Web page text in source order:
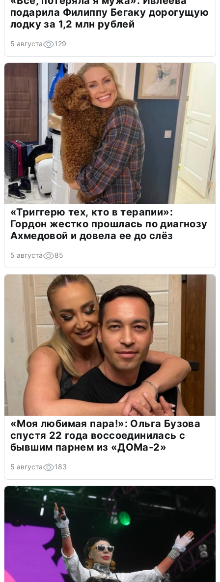
подарила Филиппу Бегаку дорогущую
лодку за 1,2 млн рублей
5 августа 129
«Триггерю тех, кто в терапии»:
Гордон жестко прошлась по диагнозу
Ахмедовой и довела ее до слёз
5 августа 85
«Моя любимая пара!»: Ольга Бузова
спустя 22 года воссоединилась с
бывшим парнем из «ДОМа-2»
5 августа 183